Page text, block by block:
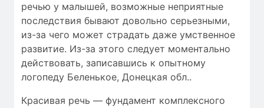
речью у малышей, возможные неприятные
последствия бывают довольно серьезными,
из-за чего может страдать даже умственное
развитие. Из-за этого следует моментально
действовать, записавшись к опытному
логопеду Беленькое, Донецкая обл..
Красивая речь — фундамент комплексного